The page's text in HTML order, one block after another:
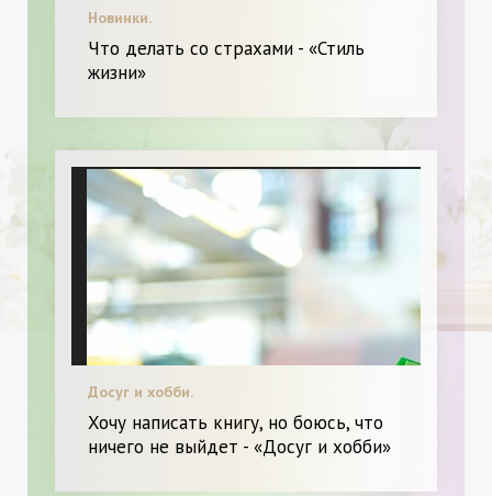
Новинки.
Что делать со страхами - «Стиль
жизни»
Досуг и хобби.
Хочу написать книгу, но боюсь, что
ничего не выйдет - «Досуг и хобби»